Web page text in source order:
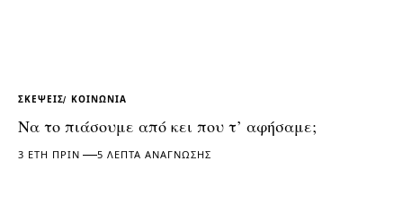
ΣΚΈΨΕΙΣ ΚΟΙΝΩΝΊΑ
Να το πιάσουμε από κει που τ’ αφήσαμε;
3 ΈΤΗ ΠΡΙΝ 5 ΛΕΠΤΆ ΑΝΆΓΝΩΣΗΣ